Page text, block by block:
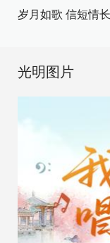
岁月如歌 信短情
光明图片